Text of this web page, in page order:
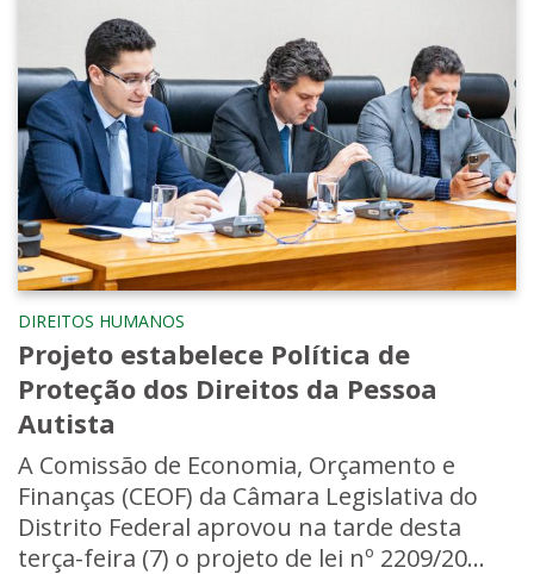
DIREITOS HUMANOS
Projeto estabelece Política de
Proteção dos Direitos da Pessoa
Autista
A Comissão de Economia, Orçamento e
Finanças (CEOF) da Câmara Legislativa do
Distrito Federal aprovou na tarde desta
terça-feira (7) o projeto de lei nº 2209/20...